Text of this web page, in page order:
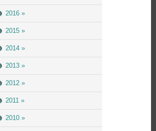
2016 »
2015 »
2014 »
2013 »
2012 »
2011 »
2010 »